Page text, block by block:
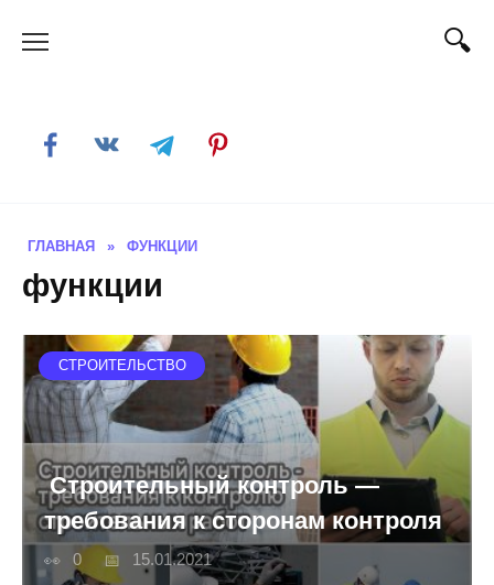
ГЛАВНАЯ » ФУНКЦИИ
функции
СТРОИТЕЛЬСТВО
Строительный контроль —
требования к сторонам контроля
0 15.01.2021